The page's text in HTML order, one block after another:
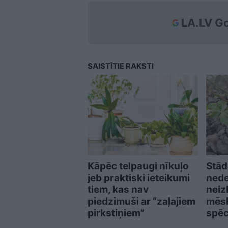
LA.LV
SAISTĪTIE RAKSTI
Kāpēc telpaugi nīkuļo
jeb praktiski ieteikumi
tiem, kas nav
piedzimuši ar “zaļajiem
pirkstiņiem”